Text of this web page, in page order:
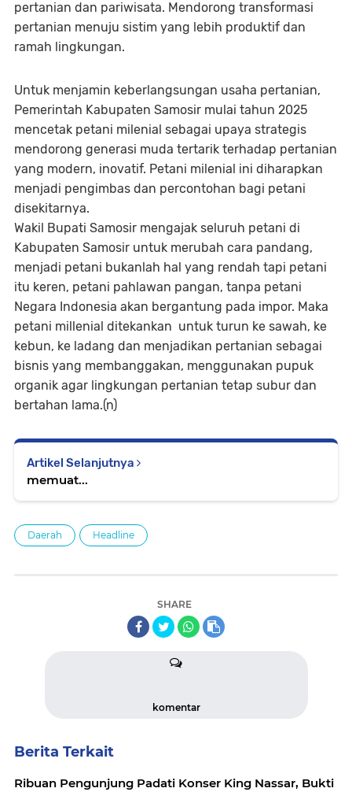
pertanian dan pariwisata. Mendorong transformasi
pertanian menuju sistim yang lebih produktif dan
ramah lingkungan.
Untuk menjamin keberlangsungan usaha pertanian,
Pemerintah Kabupaten Samosir mulai tahun 2025
mencetak petani milenial sebagai upaya strategis
mendorong generasi muda tertarik terhadap pertanian
yang modern, inovatif. Petani milenial ini diharapkan
menjadi pengimbas dan percontohan bagi petani
disekitarnya.
Wakil Bupati Samosir mengajak seluruh petani di
Kabupaten Samosir untuk merubah cara pandang,
menjadi petani bukanlah hal yang rendah tapi petani
itu keren, petani pahlawan pangan, tanpa petani
Negara Indonesia akan bergantung pada impor. Maka
petani millenial ditekankan untuk turun ke sawah, ke
kebun, ke ladang dan menjadikan pertanian sebagai
bisnis yang membanggakan, menggunakan pupuk
organik agar lingkungan pertanian tetap subur dan
bertahan lama.(n)
Artikel Selanjutnya
memuat...
Daerah Headline
SHARE
komentar
Berita Terkait
Ribuan Pengunjung Padati Konser King Nassar, Bukti